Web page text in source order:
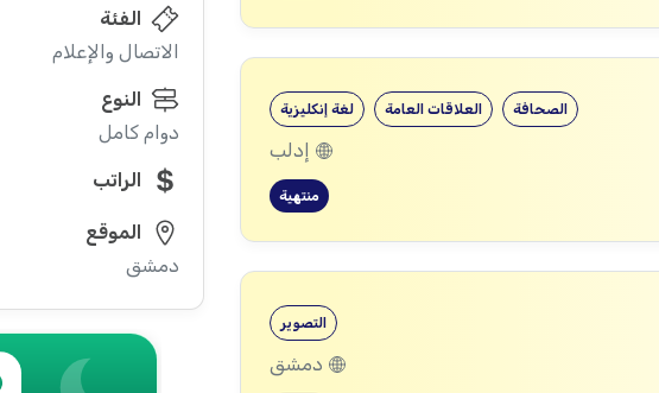
لغة إنكليزية العلاقات العامة الصحافة
إدلب
منتهية
التصوير
دمشق
الفئة
الاتصال والإعلام
النوع
دوام كامل
الراتب
الموقع
دمشق